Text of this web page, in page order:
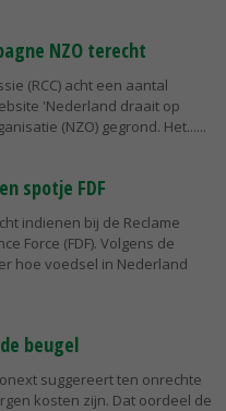
NZO terecht
(RCC) acht een aantal
'Nederland draait op
(NZO) gegrond. Het...
spotje FDF
indienen bij de Reclame
Force (FDF). Volgens de
hoe voedsel in Nederland
beugel
suggereert ten onrechte
kosten zijn. Dat oordeel de